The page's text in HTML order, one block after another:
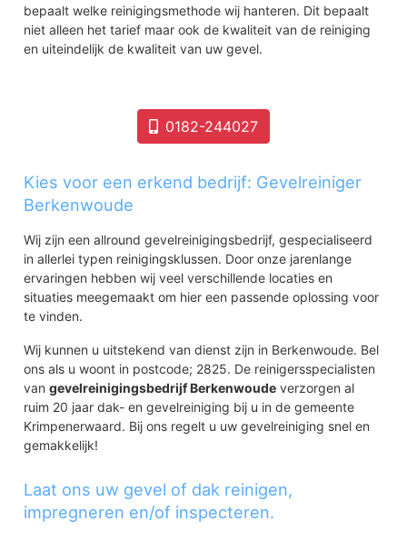
bepaalt welke reinigingsmethode wij hanteren. Dit bepaalt
niet alleen het tarief maar ook de kwaliteit van de reiniging
en uiteindelijk de kwaliteit van uw gevel.
0182-244027
Kies voor een erkend bedrijf: Gevelreiniger
Berkenwoude
Wij zijn een allround gevelreinigingsbedrijf, gespecialiseerd
in allerlei typen reinigingsklussen. Door onze jarenlange
ervaringen hebben wij veel verschillende locaties en
situaties meegemaakt om hier een passende oplossing voor
te vinden.
Wij kunnen u uitstekend van dienst zijn in Berkenwoude. Bel
ons als u woont in postcode; 2825. De reinigersspecialisten
vangevelreinigingsbedrijf Berkenwoude verzorgen al
ruim 20 jaar dak- en gevelreiniging bij u in de gemeente
Krimpenerwaard. Bij ons regelt u uw gevelreiniging snel en
gemakkelijk!
Laat ons uw gevel of dak reinigen,
impregneren en/of inspecteren.